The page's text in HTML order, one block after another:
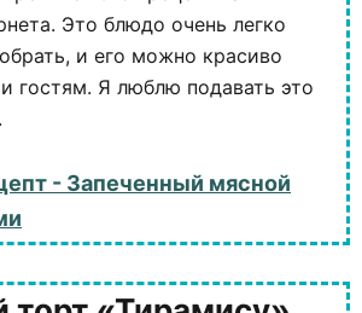
Это блюдо очень легко
и его можно красиво
гостям. Я люблю подавать это
- Запеченный мясной